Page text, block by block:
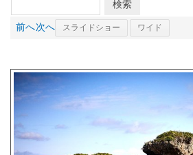
前へ次へ スライドショー ワイド